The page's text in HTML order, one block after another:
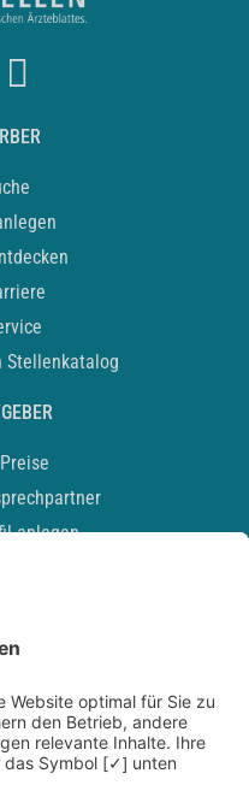
Stellenkatalog
anlegen